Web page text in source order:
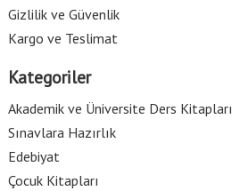
Gizlilik ve Güvenlik
Kargo ve Teslimat
Kategoriler
Akademik ve Üniversite Ders Kitapları
Sınavlara Hazırlık
Edebiyat
Çocuk Kitapları